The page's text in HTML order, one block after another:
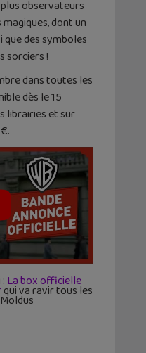
observateurs
dont un
des symboles
sorciers !
dans toutes les
dès le 15
librairies et sur
La box officielle
qui va ravir tous les
Moldus